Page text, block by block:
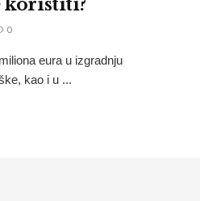
0
eura u izgradnju
kao i u ...